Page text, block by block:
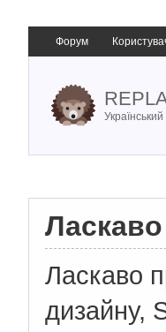
Форум
Ласкаво
дизайну,